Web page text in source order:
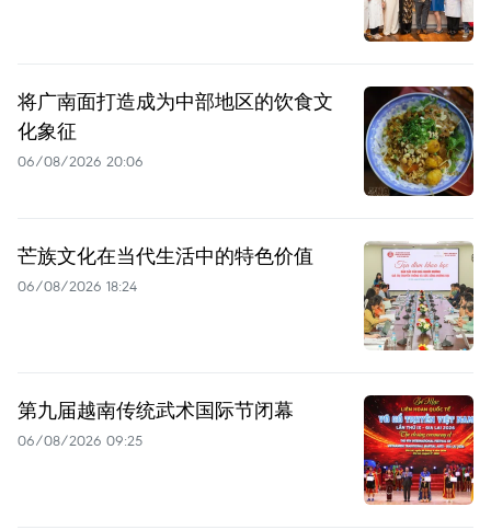
将广南面打造成为中部地区的饮食文
化象征
06/08/2026 20:06
芒族文化在当代生活中的特色价值
06/08/2026 18:24
第九届越南传统武术国际节闭幕
06/08/2026 09:25